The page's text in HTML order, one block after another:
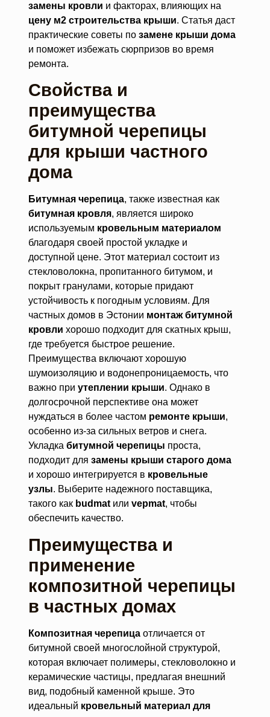
замены кровли и факторах, влияющих на
цену м2 строительства крыши. Статья даст
практические советы по замене крыши дома
и поможет избежать сюрпризов во время
ремонта.
Свойства и
преимущества
битумной черепицы
для крыши частного
дома
Битумная черепица, также известная как
битумная кровля, является широко
используемым кровельным материалом
благодаря своей простой укладке и
доступной цене. Этот материал состоит из
стекловолокна, пропитанного битумом, и
покрыт гранулами, которые придают
устойчивость к погодным условиям. Для
частных домов в Эстонии монтаж битумной
кровли хорошо подходит для скатных крыш,
где требуется быстрое решение.
Преимущества включают хорошую
шумоизоляцию и водонепроницаемость, что
важно при утеплении крыши. Однако в
долгосрочной перспективе она может
нуждаться в более частом ремонте крыши,
особенно из-за сильных ветров и снега.
Укладка битумной черепицы проста,
подходит для замены крыши старого дома
и хорошо интегрируется в кровельные
узлы. Выберите надежного поставщика,
такого как budmatили vepmat, чтобы
обеспечить качество.
Преимущества и
применение
композитной черепицы
в частных домах
Композитная черепицаотличается от
битумной своей многослойной структурой,
которая включает полимеры, стекловолокно и
керамические частицы, предлагая внешний
вид, подобный каменной крыше. Это
идеальный кровельный материал для